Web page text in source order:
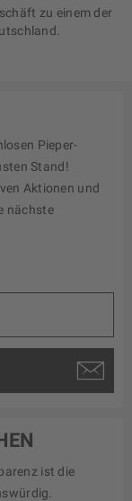
zu einem der
Pieper-
Stand!
Aktionen und
nächste
ist die